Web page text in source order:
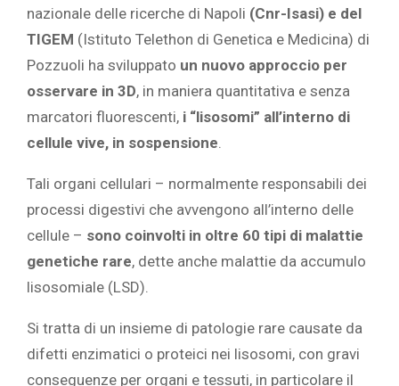
nazionale delle ricerche di Napoli (Cnr-Isasi) e del
TIGEM (Istituto Telethon di Genetica e Medicina) di
Pozzuoli ha sviluppato un nuovo approccio per
osservare in 3D, in maniera quantitativa e senza
marcatori fluorescenti, i “lisosomi” all’interno di
cellule vive, in sospensione.
Tali organi cellulari – normalmente responsabili dei
processi digestivi che avvengono all’interno delle
cellule – sono coinvolti in oltre 60 tipi di malattie
genetiche rare, dette anche malattie da accumulo
lisosomiale (LSD).
Si tratta di un insieme di patologie rare causate da
difetti enzimatici o proteici nei lisosomi, con gravi
conseguenze per organi e tessuti, in particolare il